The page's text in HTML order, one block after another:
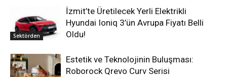
Sektörden
İzmit’te Üretilecek Yerli Elektrikli
Hyundai Ioniq 3’ün Avrupa Fiyatı Belli
Oldu!
Estetik ve Teknolojinin Buluşması:
Roborock Qrevo Curv Serisi